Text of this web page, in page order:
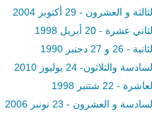
المواطنة وحقوق
مشرك للمبادئ
دليل الأندية)
و العشرون - 29 أكتوبر 2004
عشرة - 20 أبريل 1998
27 دجنبر 1990
والثلاثون- 24 يوليوز 2010
- 22 شتنبر 1998
و العشرون - 23 نونبر 2006